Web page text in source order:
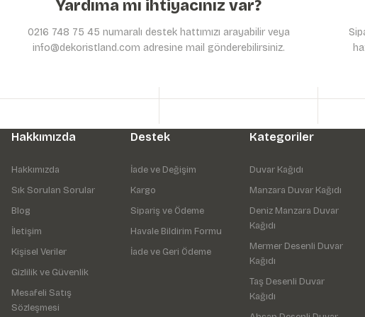
Yardıma mı ihtiyacınız var?
0216 748 75 45 numaralı destek hattımızı arayabilir veya
info@dekoristland.com adresine mail gönderebilirsiniz.
Hakkımızda
Hakkımızda
Sık Sorulan Sorular
Blog
İletişim
Kişisel Veriler
Gizlilik ve Güvenlik
Mesafeli Satış
Sözleşmesi
Destek
İade ve Değişim
Kargo
Sipariş ve Ödeme
Havale Bildirim Formu
İade ve Geri Ödeme
Kategoriler
Duvar Kağıdı
Manzara Duvar Kağıdı
Deniz Manzara Duvar
Kağıdı
Mermer Desenli Duvar
Kağıdı
Taş Desenli Duvar
Kağıdı